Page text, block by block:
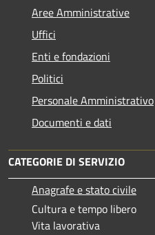
Aree Amministrative
Uffici
Enti e fondazioni
Politici
Personale Amministrativo
Documenti e dati
CATEGORIE DI SERVIZIO
Anagrafe e stato civile
Cultura e tempo libero
Vita lavorativa